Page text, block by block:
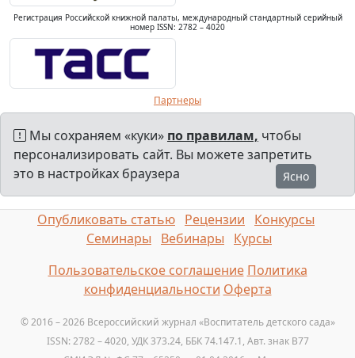
Регистрация Российской книжной палаты, международный стандартный серийный
номер ISSN: 2782 – 4020
Партнеры
Мы сохраняем «куки» по правилам, чтобы
персонализировать сайт. Вы можете запретить
это в настройках браузера
Ясно
Опубликовать статью Рецензии
Конкурсы
Семинары
Вебинары
Курсы
Пользовательское соглашение Политика
конфиденциальности Оферта
© 2016 – 2026 Всероссийский журнал «Воспитатель детского сада»
ISSN: 2782 – 4020, УДК 373.24, ББК 74.147.1, Авт. знак B77